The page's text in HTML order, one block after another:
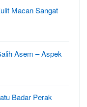
Macan Sangat
Asem – Aspek
Badar Perak